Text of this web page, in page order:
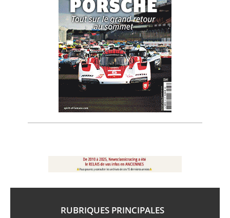
RUBRIQUES PRINCIPALES